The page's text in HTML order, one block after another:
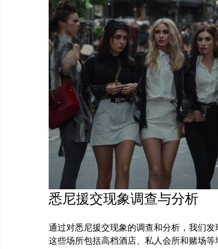
悉尼援交现象调查与分析
通过对悉尼援交现象的调查和分析，我们
这些场所包括高档酒店、私人会所和赌场